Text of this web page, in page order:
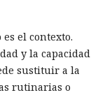
el contexto.
y la capacidad
sustituir a la
rutinarias o